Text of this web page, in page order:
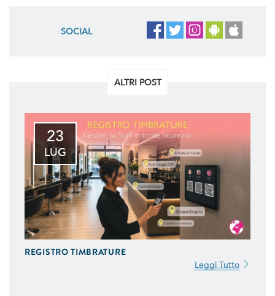
SOCIAL
ALTRI POST
23
LUG
REGISTRO TIMBRATURE
Leggi Tutto